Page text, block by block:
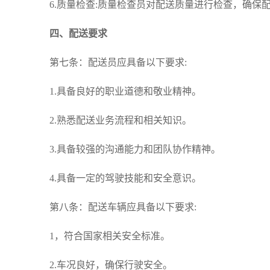
6.质量检查:质量检查员对配送质量进行检查，确保
四、配送要求
第七条：配送员应具备以下要求:
1.具备良好的职业道德和敬业精神。
2.熟悉配送业务流程和相关知识。
3.具备较强的沟通能力和团队协作精神。
4.具备一定的驾驶技能和安全意识。
第八条：配送车辆应具备以下要求:
1，符合国家相关安全标准。
2.车况良好，确保行驶安全。